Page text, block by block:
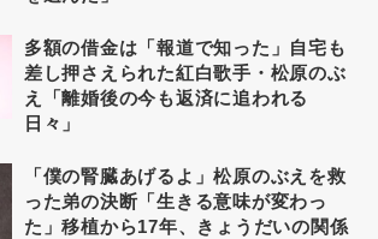
多額の借金は「報道で知った」自宅も
差し押さえられた紅白歌手・松原のぶ
え「離婚後の今も返済に追われる
日々」
「僕の腎臓あげるよ」松原のぶえを救
った弟の決断「生きる意味が変わっ
た」移植から17年、きょうだいの関係